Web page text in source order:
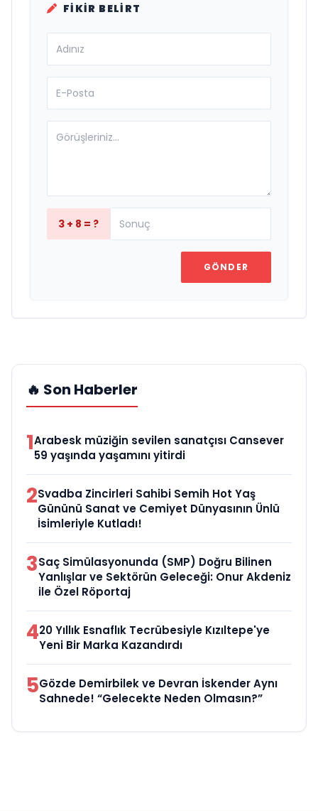
FIKIR BELIRT
3 + 8 = ?
GÖNDER
🔥 Son Haberler
1Arabesk müziğin sevilen sanatçısı Cansever
59 yaşında yaşamını yitirdi
2Svadba Zincirleri Sahibi Semih Hot Yaş
Gününü Sanat ve Cemiyet Dünyasının Ünlü
İsimleriyle Kutladı!
3Saç Simülasyonunda (SMP) Doğru Bilinen
Yanlışlar ve Sektörün Geleceği: Onur Akdeniz
ile Özel Röportaj
420 Yıllık Esnaflık Tecrübesiyle Kızıltepe'ye
Yeni Bir Marka Kazandırdı
5Gözde Demirbilek ve Devran İskender Aynı
Sahnede! “Gelecekte Neden Olmasın?”